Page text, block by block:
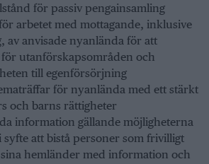
för passiv pengainsamling
arbetet med mottagande, inklusive
av anvisade nyanlända för att
utanförskapsområden och
till egenförsörjning
för nyanlända med ett stärkt
och barns rättigheter
information gällande möjligheterna
att bistå personer som frivilligt
hemländer med information och